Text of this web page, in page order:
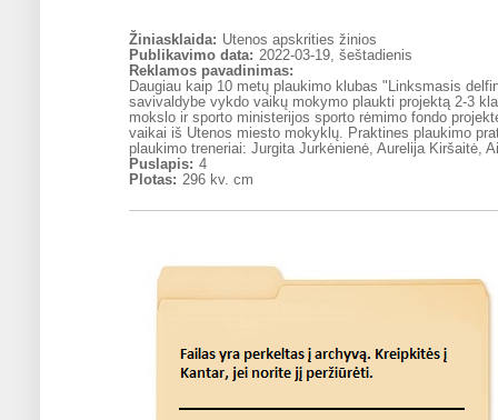
Žiniasklaida: Utenos apskrities žinios
Publikavimo data: 2022-03-19, šeštadienis
Reklamos pavadinimas:
Daugiau kaip 10 metų plaukimo klubas "Linksmasis
savivaldybe vykdo vaikų mokymo plaukti projektą 2-3
mokslo ir sporto ministerijos sporto rėmimo fondo
vaikai iš Utenos miesto mokyklų. Praktines plaukimo
plaukimo treneriai: Jurgita Jurkėnienė, Aurelija Kiršaitė,
Puslapis: 4
Plotas: 296 kv. cm